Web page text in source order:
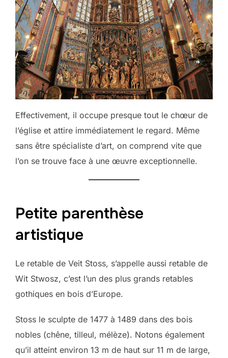
Effectivement, il occupe presque tout le chœur de
l’église et attire immédiatement le regard. Même
sans être spécialiste d’art, on comprend vite que
l’on se trouve face à une œuvre exceptionnelle.
Petite parenthèse
artistique
Le retable de Veit Stoss, s’appelle aussi retable de
Wit Stwosz, c’est l’un des plus grands retables
gothiques en bois d’Europe.
Stoss le sculpte de 1477 à 1489 dans des bois
nobles (chêne, tilleul, mélèze). Notons également
qu’il atteint environ 13 m de haut sur 11 m de large,